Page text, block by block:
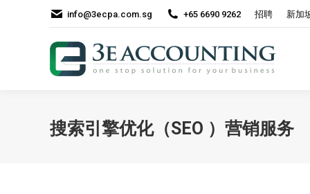
info@3ecpa.com.sg +65 6690 9262 招聘 新加
搜索引擎优化（SEO ）营销服务